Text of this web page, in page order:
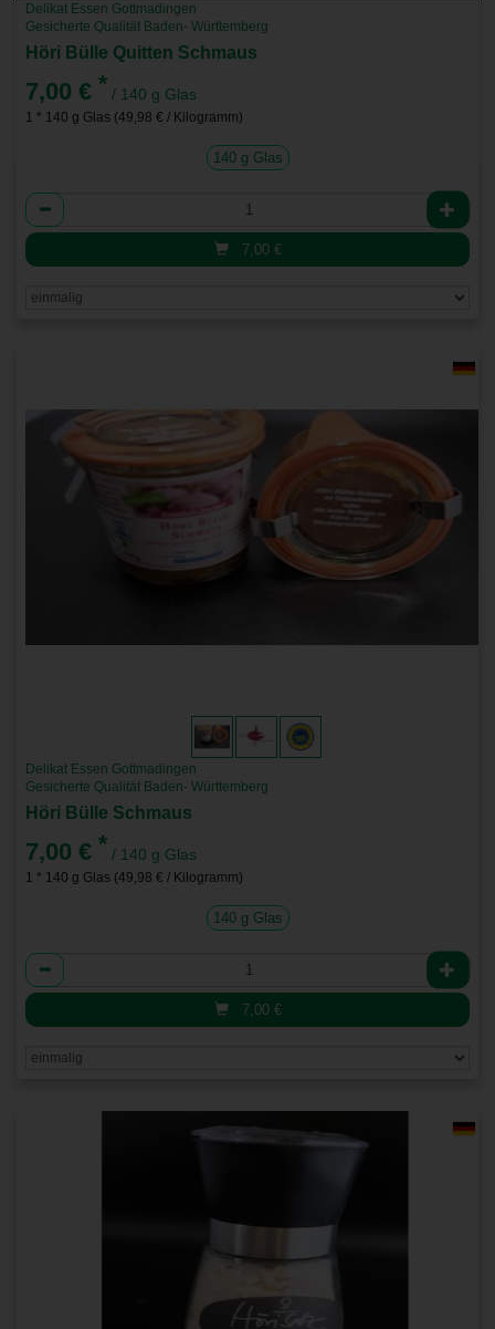
Delikat Essen Gottmadingen
Gesicherte Qualität Baden- Württemberg
Höri Bülle Quitten Schmaus
7,00 € * / 140 g Glas
1 * 140 g Glas (49,98 € / Kilogramm)
140 g Glas
Anzahl
7,00 €
Delikat Essen Gottmadingen
Gesicherte Qualität Baden- Württemberg
Höri Bülle Schmaus
7,00 € * / 140 g Glas
1 * 140 g Glas (49,98 € / Kilogramm)
140 g Glas
Anzahl
7,00 €